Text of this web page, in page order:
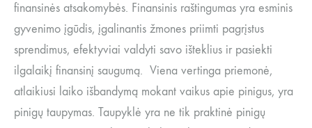
finansinės atsakomybės. Finansinis raštingumas yra esminis
gyvenimo įgūdis, įgalinantis žmones priimti pagrįstus
sprendimus, efektyviai valdyti savo išteklius ir pasiekti
ilgalaikį finansinį saugumą. Viena vertinga priemonė,
atlaikiusi laiko išbandymą mokant vaikus apie pinigus, yra
pinigų taupymas. Taupyklė yra ne tik praktinė pinigų